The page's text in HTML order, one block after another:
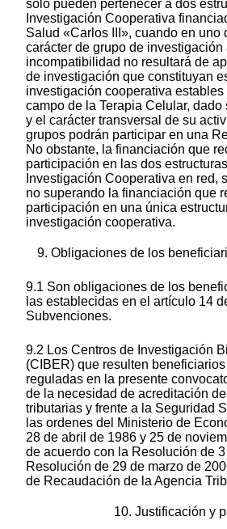
solo pueden pertenecer a dos
Investigación Cooperativa
Salud «Carlos III», cuando en uno
carácter de grupo de investigación
incompatibilidad no resultará de
de investigación que constituyan
investigación cooperativa estables
campo de la Terapia Celular,
y el carácter transversal de su
grupos podrán participar en una
No obstante, la financiación que
participación en las dos
Investigación Cooperativa en red,
no superando la financiación que
participación en una única
investigación cooperativa.
9. Obligaciones de los
9.1 Son obligaciones de los
las establecidas en el artículo 14
Subvenciones.
9.2 Los Centros de Investigación
(CIBER) que resulten
reguladas en la presente
de la necesidad de acreditación
tributarias y frente a la Seguridad
las ordenes del Ministerio de
28 de abril de 1986 y 25 de
de acuerdo con la Resolución de
Resolución de 29 de marzo de
de Recaudación de la Agencia
10. Justificación y